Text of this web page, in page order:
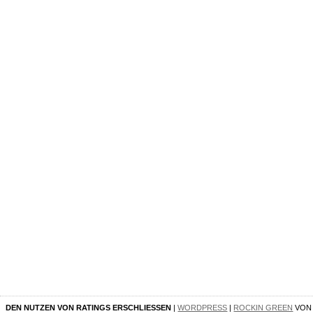
DEN NUTZEN VON RATINGS ERSCHLIESSEN |WORDPRESS | ROCKIN GREEN